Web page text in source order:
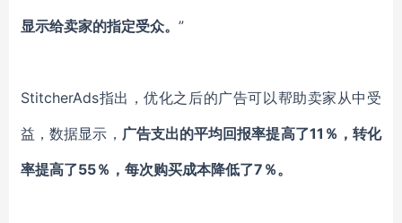
显示给卖家的指定受众。 ”
StitcherAds指出，优化之后的广告可以帮助卖家从中受
益，数据显示， 广告支出的平均回报率提高了11％，转化
率提高了55％，每次购买成本降低了7％。